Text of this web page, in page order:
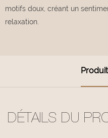
motifs doux, créant un
relaxation.
DÉTAILS DU